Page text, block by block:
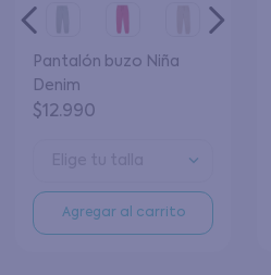
Pantalón buzo Niña
Denim
$12.990
Agregar al carrito